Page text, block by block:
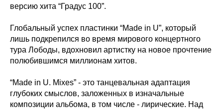
версию хита “Градус 100”.
Глобальный успех пластинки “Made in U”, который
лишь подкрепился во время мирового концертного
тура Лободы, вдохновил артистку на новое прочтение
полюбившимся миллионам хитов.
“Made in U. Mixes” - это танцевальная адаптация
глубоких смыслов, заложенных в изначальные
композиции альбома, в том числе - лирические. Над